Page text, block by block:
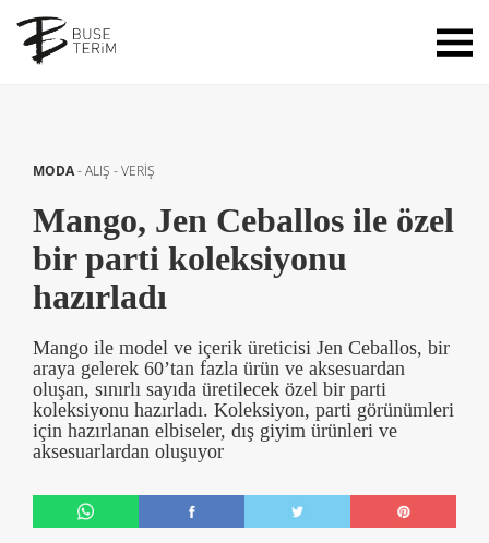
MODA-ALIŞ - VERİŞ
Mango, Jen Ceballos ile özel
bir parti koleksiyonu
hazırladı
Mango ile model ve içerik üreticisi Jen Ceballos, bir
araya gelerek 60’tan fazla ürün ve aksesuardan
oluşan, sınırlı sayıda üretilecek özel bir parti
koleksiyonu hazırladı. Koleksiyon, parti görünümleri
için hazırlanan elbiseler, dış giyim ürünleri ve
aksesuarlardan oluşuyor